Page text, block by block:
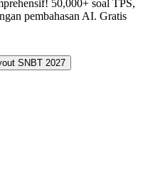
50,000+ soal TPS,
pembahasan AI. Gratis
SNBT 2027